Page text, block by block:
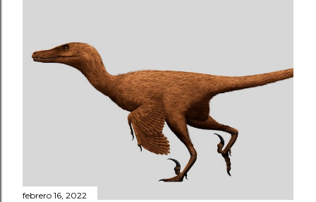
febrero 16, 2022